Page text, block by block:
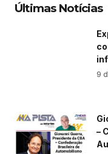
Últimas Notícias
9
–